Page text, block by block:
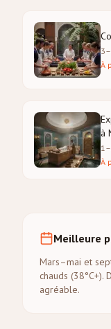
À
à
À
Meilleure
Mars–mai et
chauds
agréable.